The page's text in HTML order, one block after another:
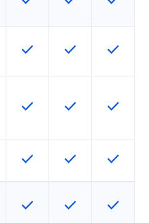
能適用於該 SKU
這項功能適用於該 SKU
check 這項功能適用於
check 這項功
check
能適用於該 SKU
這項功能適用於該 SKU
check 這項功能適用於
check 這項功
check
能適用於該 SKU
這項功能適用於該 SKU
check 這項功能適用於
check 這項功
check
這項功能適用於該 SKU
check 這項功能適用於
check 這項功
check